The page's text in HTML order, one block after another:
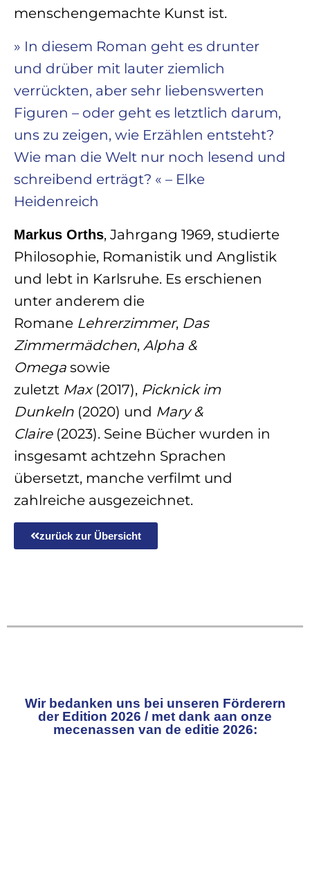
menschengemachte Kunst ist.
» In diesem Roman geht es drunter
und drüber mit lauter ziemlich
verrückten, aber sehr liebenswerten
Figuren – oder geht es letztlich darum,
uns zu zeigen, wie Erzählen entsteht?
Wie man die Welt nur noch lesend und
schreibend erträgt? « – Elke
Heidenreich
Markus Orths, Jahrgang 1969, studierte
Philosophie, Romanistik und Anglistik
und lebt in Karlsruhe. Es erschienen
unter anderem die
Romane Lehrerzimmer, Das
Zimmermädchen, Alpha &
Omega sowie
zuletzt Max(2017), Picknick im
Dunkeln (2020) und Mary &
Claire(2023). Seine Bücher wurden in
insgesamt achtzehn Sprachen
übersetzt, manche verfilmt und
zahlreiche ausgezeichnet.
zurück zur Übersicht
Wir bedanken uns bei unseren Förderern
der Edition 2026 / met dank aan onze
mecenassen van de editie 2026: